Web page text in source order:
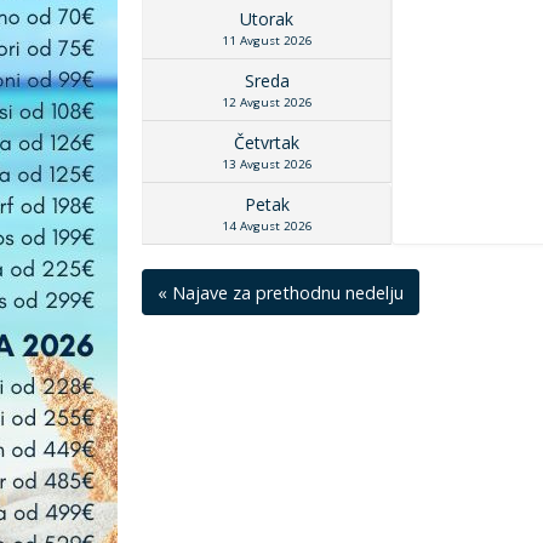
Utorak
11 Avgust 2026
Sreda
12 Avgust 2026
Četvrtak
13 Avgust 2026
Petak
14 Avgust 2026
« Najave za prethodnu nedelju